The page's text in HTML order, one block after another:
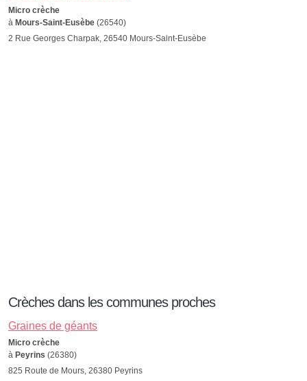
Micro crèche
à Mours-Saint-Eusèbe (26540)
2 Rue Georges Charpak, 26540 Mours-Saint-Eusèbe
Crèches dans les communes proches
Graines de géants
Micro crèche
à Peyrins (26380)
825 Route de Mours, 26380 Peyrins